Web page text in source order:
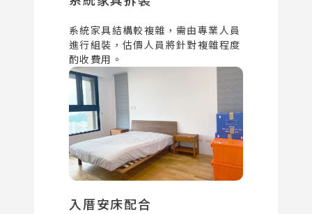
系統家具結構較複雜，需由專業人員
進行組裝，估價人員將針對複雜程度
酌收費用。
入厝安床配合